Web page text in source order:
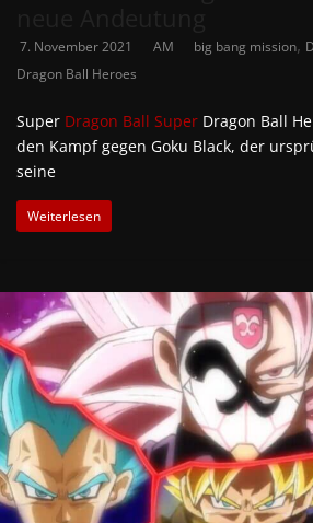
7. November 2021 AM big bang mission,
Dragon Ball Heroes
Super Dragon Ball Super Dragon Ball
den Kampf gegen Goku Black, der
seine
Weiterlesen